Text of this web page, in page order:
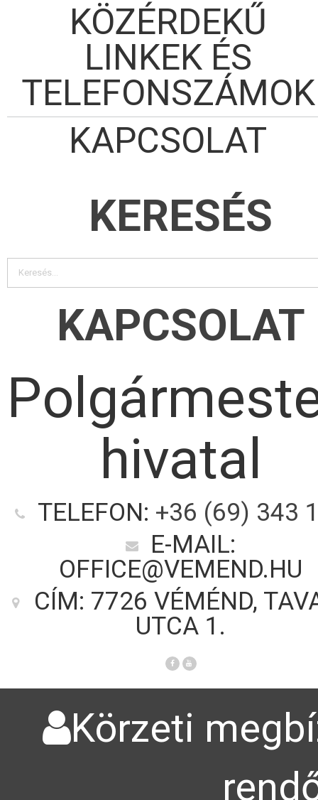
KÖZÉRDEKŰ
LINKEK ÉS
TELEFONSZÁMOK
KAPCSOLAT
KERESÉS
KAPCSOLAT
hivatal
TELEFON: +36 (69) 343
E-MAIL:
OFFICE@VEMEND.HU
CÍM: 7726 VÉMÉND,
UTCA 1.
Körzeti